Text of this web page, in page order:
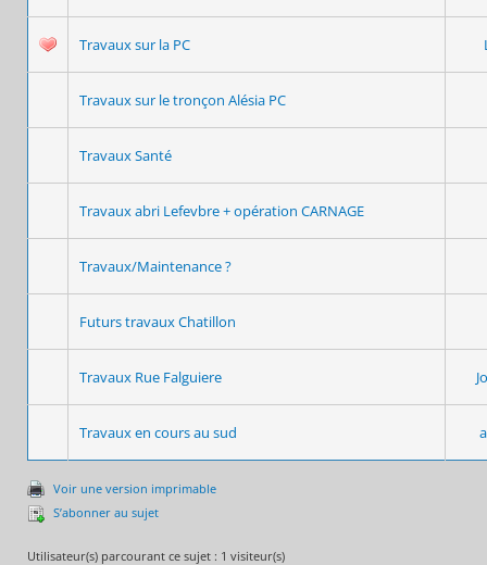
Travaux sur la PC
Travaux sur le tronçon Alésia PC
Travaux Santé
Travaux abri Lefevbre + opération CARNAGE
Travaux/Maintenance ?
Futurs travaux Chatillon
Travaux Rue Falguiere
Travaux en cours au sud
Voir une version imprimable
S’abonner au sujet
Utilisateur(s) parcourant ce sujet : 1 visiteur(s)